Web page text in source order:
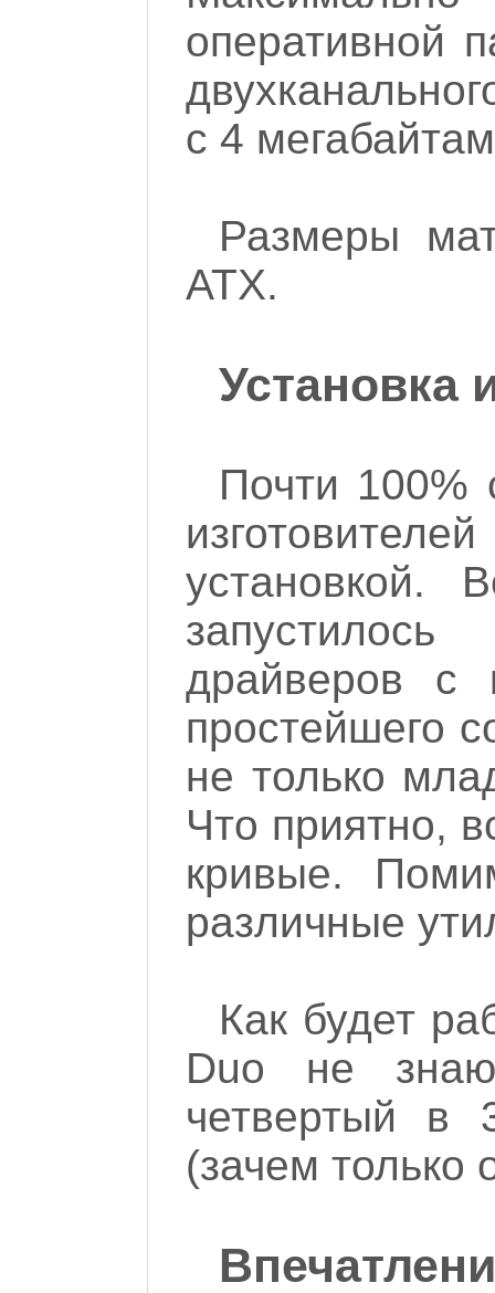
оперативной
с 4
Размеры
АТХ.
Установка
Почти 100%
установкой.
драйверов с
простейшего
не только
Что приятно,
кривые.
различные
Как будет
Duo не
четвертый в
(зачем только